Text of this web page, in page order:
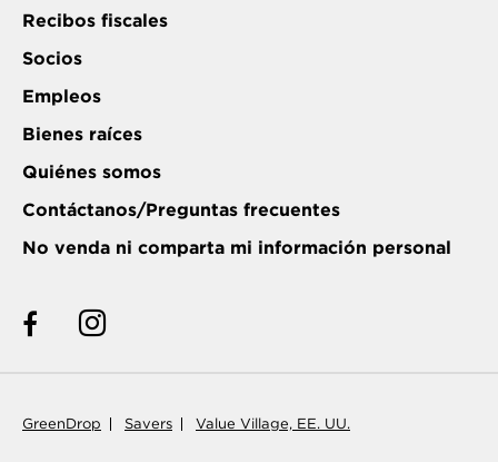
Recibos fiscales
Socios
Empleos
Bienes raíces
Quiénes somos
Contáctanos/Preguntas frecuentes
No venda ni comparta mi información personal
GreenDrop Savers Value Village, EE. UU.